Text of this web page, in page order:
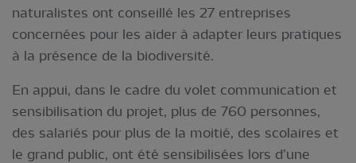
naturalistes ont conseillé les 27 entreprises
concernées pour les aider à adapter leurs pratiques
à la présence de la biodiversité.
En appui, dans le cadre du volet communication et
sensibilisation du projet, plus de 760 personnes,
des salariés pour plus de la moitié, des scolaires et
le grand public, ont été sensibilisées lors d’une